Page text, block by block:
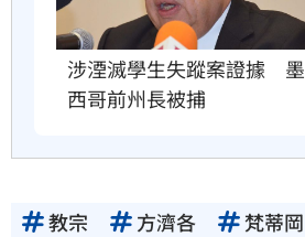
涉湮滅學生失蹤案證據　墨
西哥前州長被捕
教宗 方濟各 梵蒂岡